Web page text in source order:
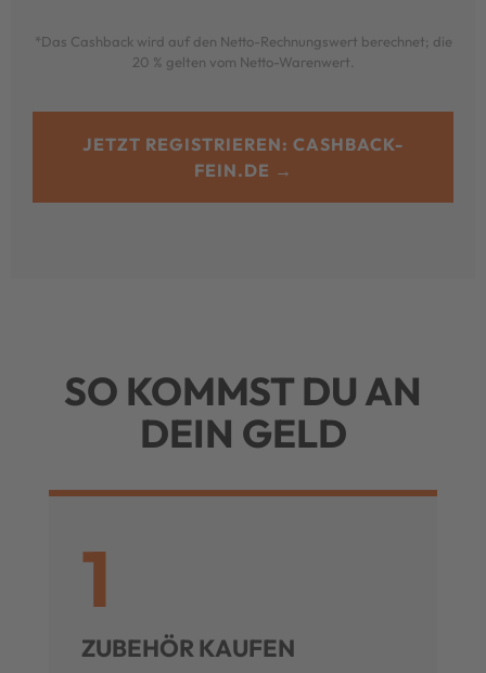
*Das Cashback wird auf den Netto-Rechnungswert berechnet; die
20 % gelten vom Netto-Warenwert.
JETZT REGISTRIEREN: CASHBACK-
FEIN.DE →
SO KOMMST DU AN
DEIN GELD
1
ZUBEHÖR KAUFEN